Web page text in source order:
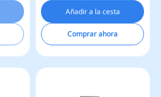
Añadir a la cesta
Comprar ahora